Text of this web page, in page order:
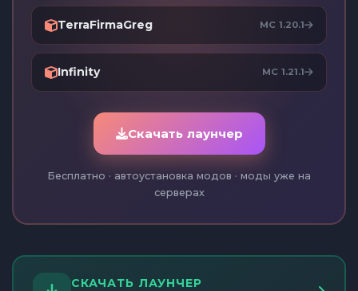
TerraFirmaGreg MC 1.20.1
Infinity MC 1.21.1
Скачать лаунчер
Бесплатно · автоустановка модов · моды уже на
серверах
СКАЧАТЬ ЛАУНЧЕР